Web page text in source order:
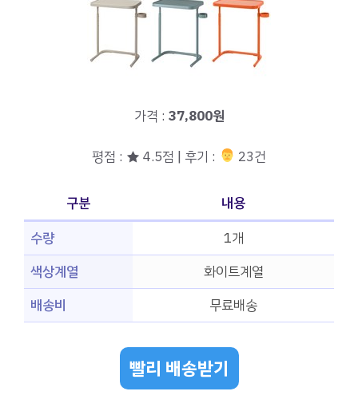
가격 : 37,800원
평점 : ★ 4.5점 | 후기 : ‍‍ 23건
구분
내용
수량
1개
색상계열
화이트계열
배송비
무료배송
빨리 배송받기